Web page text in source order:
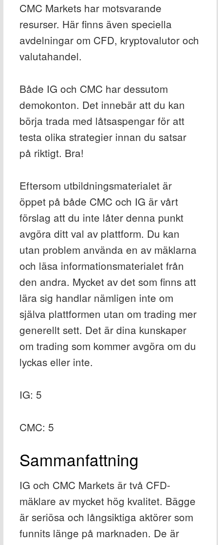
CMC Markets har motsvarande
resurser. Här finns även speciella
avdelningar om CFD, kryptovalutor och
valutahandel.
Både IG och CMC har dessutom
demokonton. Det innebär att du kan
börja trada med låtsaspengar för att
testa olika strategier innan du satsar
på riktigt. Bra!
Eftersom utbildningsmaterialet är
öppet på både CMC och IG är vårt
förslag att du inte låter denna punkt
avgöra ditt val av plattform. Du kan
utan problem använda en av mäklarna
och läsa informationsmaterialet från
den andra. Mycket av det som finns att
lära sig handlar nämligen inte om
själva plattformen utan om trading mer
generellt sett. Det är dina kunskaper
om trading som kommer avgöra om du
lyckas eller inte.
IG: 5
CMC: 5
Sammanfattning
IG och CMC Markets är två CFD-
mäklare av mycket hög kvalitet. Bägge
är seriösa och långsiktiga aktörer som
funnits länge på marknaden. De är